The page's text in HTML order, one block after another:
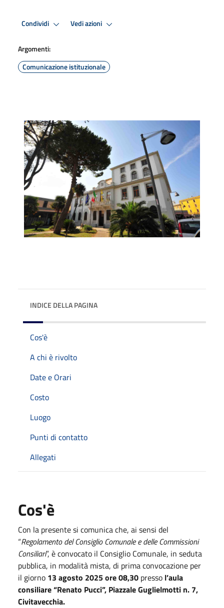
Condividi Vedi azioni
Argomenti:
Comunicazione istituzionale
INDICE DELLA PAGINA
Cos'è
A chi è rivolto
Date e Orari
Costo
Luogo
Punti di contatto
Allegati
Cos'è
Con la presente si comunica che, ai sensi del
“Regolamento del Consiglio Comunale e delle Commissioni
Consiliari”, è convocato il Consiglio Comunale, in seduta
pubblica, in modalità mista, di prima convocazione per
il giorno 13 agosto 2025 ore 08,30 presso l’aula
consiliare “Renato Pucci”, Piazzale Guglielmotti n. 7,
Civitavecchia.